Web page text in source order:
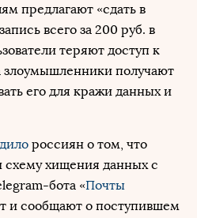
предлагают «сдать в
всего за 200 руб. в
теряют доступ к
злоумышленники получают
его для кражи данных и
россиян о том, что
хищения данных с
бота «Почты
и сообщают о поступившем